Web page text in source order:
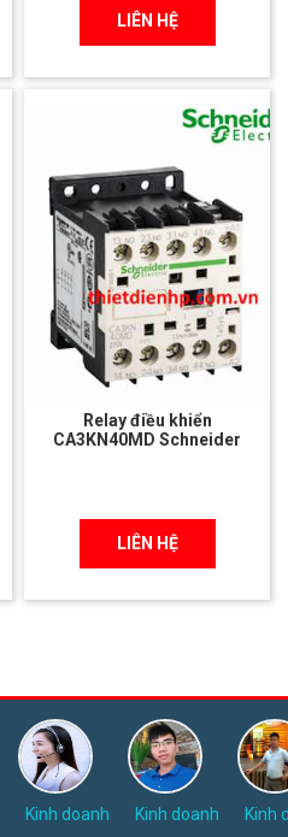
LIÊN HỆ
Relay điều khiển
CA3KN40MD Schneider
LIÊN HỆ
Kinh doanh
Kinh doanh
Kinh